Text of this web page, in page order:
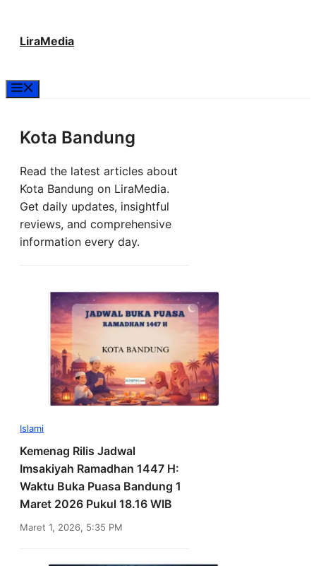
LiraMedia
Kota Bandung
Read the latest articles about
Kota Bandung on LiraMedia.
Get daily updates, insightful
reviews, and comprehensive
information every day.
Islami
Kemenag Rilis Jadwal
Imsakiyah Ramadhan 1447 H:
Waktu Buka Puasa Bandung 1
Maret 2026 Pukul 18.16 WIB
Maret 1, 2026, 5:35 PM